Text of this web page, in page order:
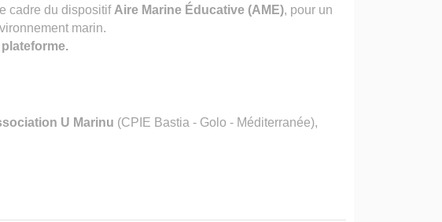
cadre du dispositif Aire Marine Éducative (AME), pour un
marin.
U Marinu (CPIE Bastia - Golo - Méditerranée),